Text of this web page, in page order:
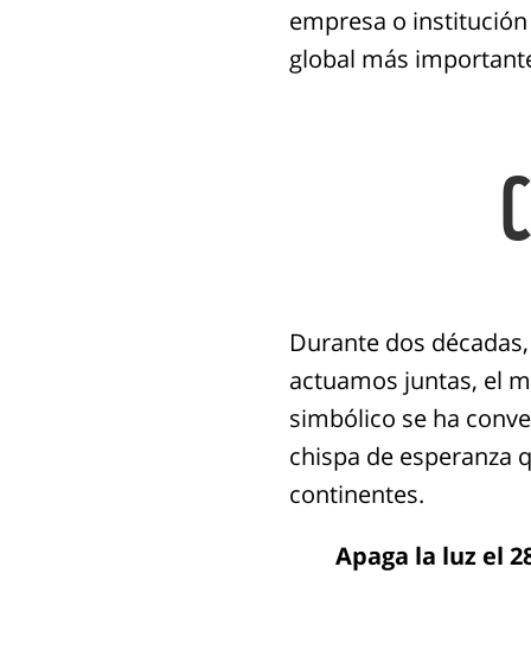
empresa o
global más
Durante dos
actuamos juntas, el
simbólico se ha
chispa de esperanza
continentes.
Apaga la luz el